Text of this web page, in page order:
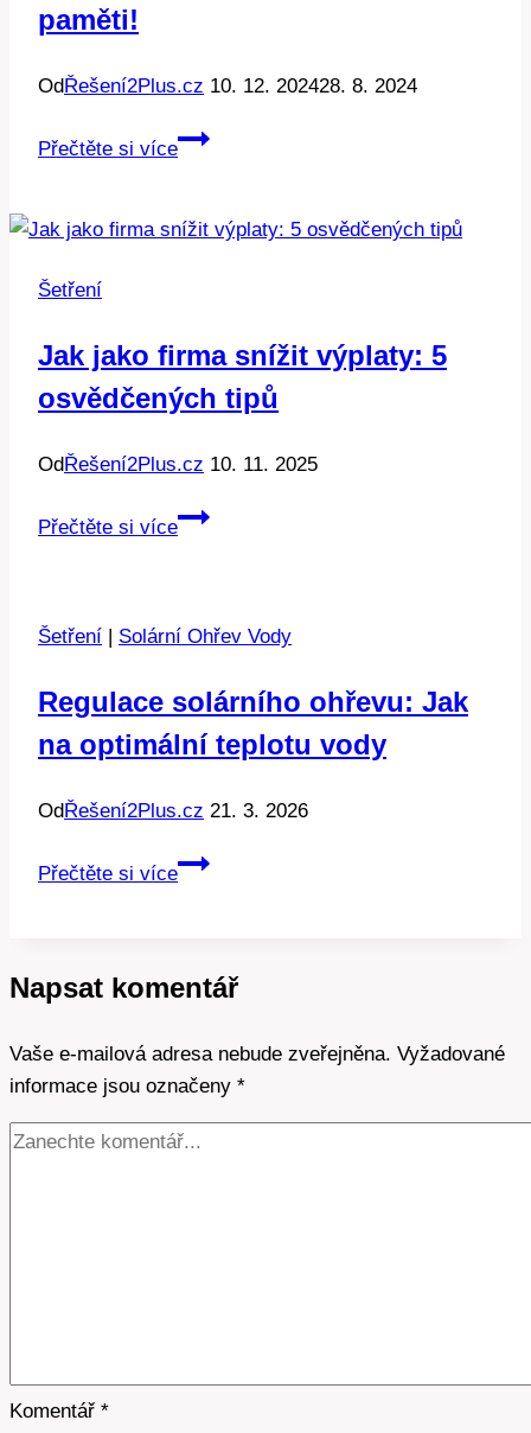
paměti!
OdŘešení2Plus.cz 10. 12. 202428. 8. 2024
Přečtěte si více
Android
ušetřit
Šetření
Jak jako firma snížit výplaty: 5
osvědčených tipů
OdŘešení2Plus.cz 10. 11. 2025
Přečtěte si více
Jak
výplaty:
osvědčených
tipů
Šetření | Solární Ohřev Vody
Regulace solárního ohřevu: Jak
na optimální teplotu vody
OdŘešení2Plus.cz 21. 3. 2026
Přečtěte si více
Regulace
na
teplotu
vody
Napsat komentář
Vaše e-mailová adresa nebude zveřejněna. Vyžadované
informace jsou označeny *
Komentář *